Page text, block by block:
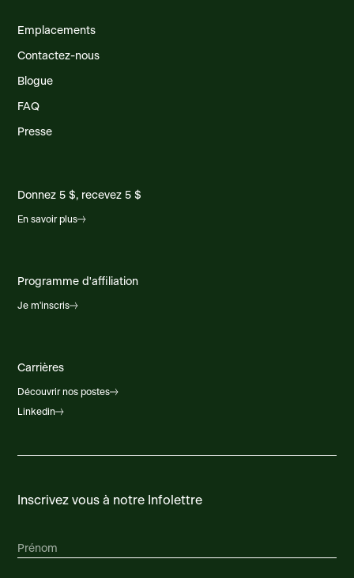
Emplacements
Contactez-nous
Blogue
FAQ
Presse
Donnez 5 $, recevez 5 $
En savoir plus
Programme d'affiliation
Je m'inscris
Carrières
Découvrir nos postes
Linkedin
Inscrivez vous à notre Infolettre